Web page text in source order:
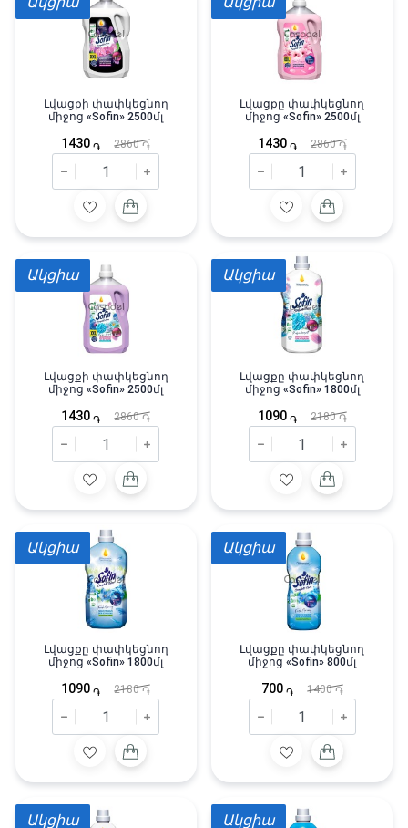
Լվացքի փափկեցնող
միջոց «Sofin» 2500մլ
1430֏ 2860֏
Լվացքը փափկեցնող
միջոց «Sofin» 2500մլ
1430 ֏ 2860֏
Լվացքի փափկեցնող
միջոց «Sofin» 2500մլ
1430֏ 2860֏
Ակցիա
Լվացքը փափկեցնող
միջոց «Sofin» 1800մլ
1090 ֏ 2180֏
Ակցիա
Լվացքը փափկեցնող
միջոց «Sofin» 1800մլ
1090֏ 2180֏
Ակցիա
Լվացքը փափկեցնող
միջոց «Sofin» 800մլ
700 ֏ 1400֏
Ակցիա
Ակցիա Ակցիա